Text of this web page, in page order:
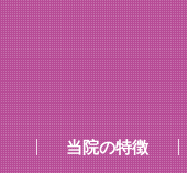
当院の特徴